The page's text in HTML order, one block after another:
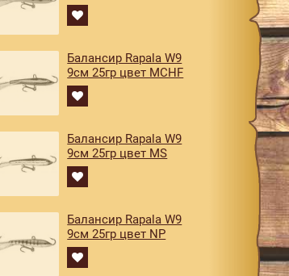
Балансир Rapala W9
9см 25гр цвет MCHF
Балансир Rapala W9
9см 25гр цвет MS
Балансир Rapala W9
9см 25гр цвет NP